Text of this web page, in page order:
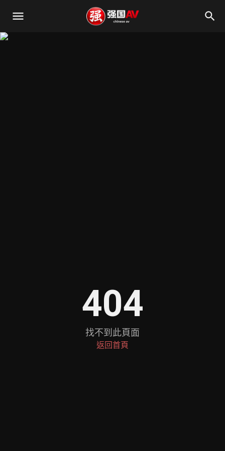
404
找不到此頁面
返回首頁